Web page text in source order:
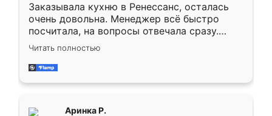
Заказывала кухню в Ренессанс, осталась
очень довольна. Менеджер всё быстро
посчитала, на вопросы отвечала сразу.
Замерщик приехал в субботу, подошёл к
делу со всей ответственностью. Собрали
за день, ребята работали аккуратно, даже
Читать полностью
Аринка Р.